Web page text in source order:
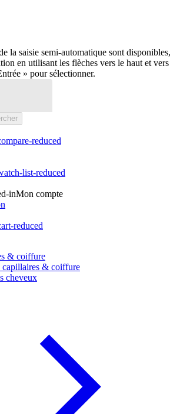
la saisie semi-automatique sont disponibles,
en utilisant les flèches vers le haut et vers
» pour sélectionner.
Mon compte
& coiffure
capillaires & coiffure
cheveux